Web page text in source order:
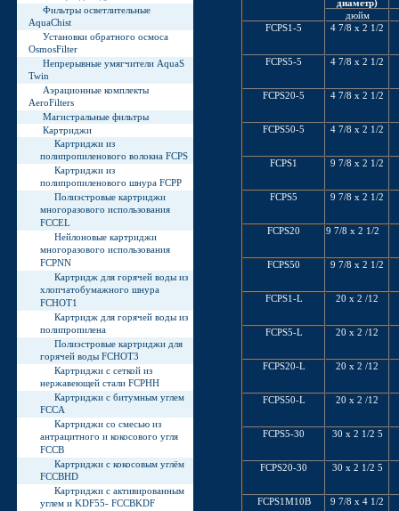
Фильтры осветлительные
AquaChist
Установки обратного осмоса
OsmosFilter
Непрерывные умягчители AquaS
Twin
Аэрационные комплекты
AeroFilters
Магистральные фильтры
Картриджи
Картриджи из
полипропиленового волокна FCPS
Картриджи из
полипропиленового шнура FCPP
Полиэстровые картриджи
многоразового использования
FCCEL
Нейлоновые картриджи
многоразового использования
FCPNN
Картридж для горячей воды из
хлопчатобумажного шнура
FCHOT1
Картридж для горячей воды из
полипропилена
Полиэстровые картриджи для
горячей воды FCHOT3
Картриджи с сеткой из
нержавеющей стали FCPHH
Картриджи с битумным углем
FCCA
Картриджи со смесью из
антрацитного и кокосового угля
FCCB
Картриджи с кокосовым углём
FCCBHD
Картриджи с активированным
углем и KDF55- FCCBKDF
диаметр)
дюйм
FCPS1-5
4 7/8 x 2 1/2
FCPS5-5 4 7/8 x 2 1/2
FCPS20-5 4 7/8 x 2 1/2
FCPS50-5 4 7/8 x 2 1/2
FCPS1 9 7/8 x 2 1/2
FCPS5 9 7/8 x 2 1/2
FCPS20 9 7/8 x 2 1/2
FCPS50 9 7/8 x 2 1/2
FCPS1-L 20 x 2 /12
FCPS5-L 20 x 2 /12
FCPS20-L 20 x 2 /12
FCPS50-L 20 x 2 /12
FCPS5-30 30 x 2 1/2 5
FCPS20-30 30 x 2 1/2 5
FCPS1M10B 9 7/8 x 4 1/2